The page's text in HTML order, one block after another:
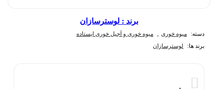
برند : لوسترسازان
دسته: میوه خوری
میوه خوری و آجیل خوری ایستاده
برند ها:
لوسترسازان